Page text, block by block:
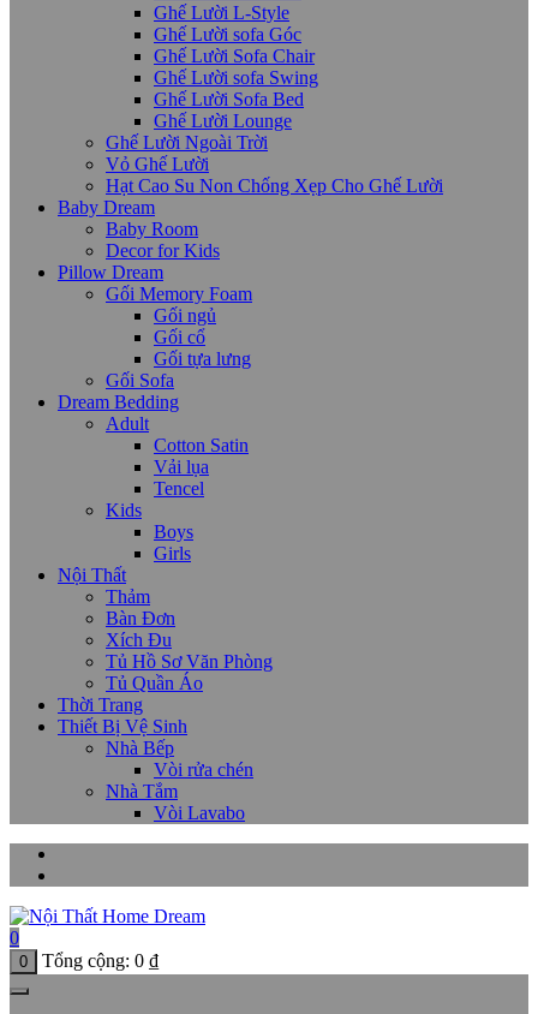
Ghế Lười L-Style
Ghế Lười sofa Góc
Ghế Lười Sofa Chair
Ghế Lười sofa Swing
Ghế Lười Sofa Bed
Ghế Lười Lounge
Ghế Lười Ngoài Trời
Vỏ Ghế Lười
Hạt Cao Su Non Chống Xẹp Cho Ghế Lười
Baby Dream
Baby Room
Decor for Kids
Pillow Dream
Gối Memory Foam
Gối ngủ
Gối cổ
Gối tựa lưng
Gối Sofa
Dream Bedding
Adult
Cotton Satin
Vải lụa
Tencel
Kids
Boys
Girls
Nội Thất
Thảm
Bàn Đơn
Xích Đu
Tủ Hồ Sơ Văn Phòng
Tủ Quần Áo
Thời Trang
Thiết Bị Vệ Sinh
Nhà Bếp
Vòi rửa chén
Nhà Tắm
Vòi Lavabo
0
0 Tổng cộng: 0 ₫